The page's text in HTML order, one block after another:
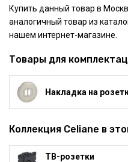
Купить данный товар в
аналогичный товар из
нашем интернет-магазине.
Товары для
Накладка на
Коллекция Celiane в
ТВ-розетки